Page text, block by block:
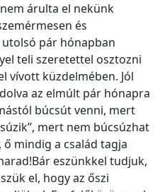
árulta el nekünk
és
pár hónapban
teli szeretettel osztozni
vívott küzdelmében. Jól
az elmúlt pár hónapra
búcsút venni, mert
mert nem búcsúzhat
mindig a család tagja
eszünkkel tudjuk,
el, hogy az őszi